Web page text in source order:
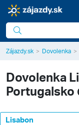
Zájazdy.sk Dovolenka
Dovolenka
Portugalsko
Lisabon